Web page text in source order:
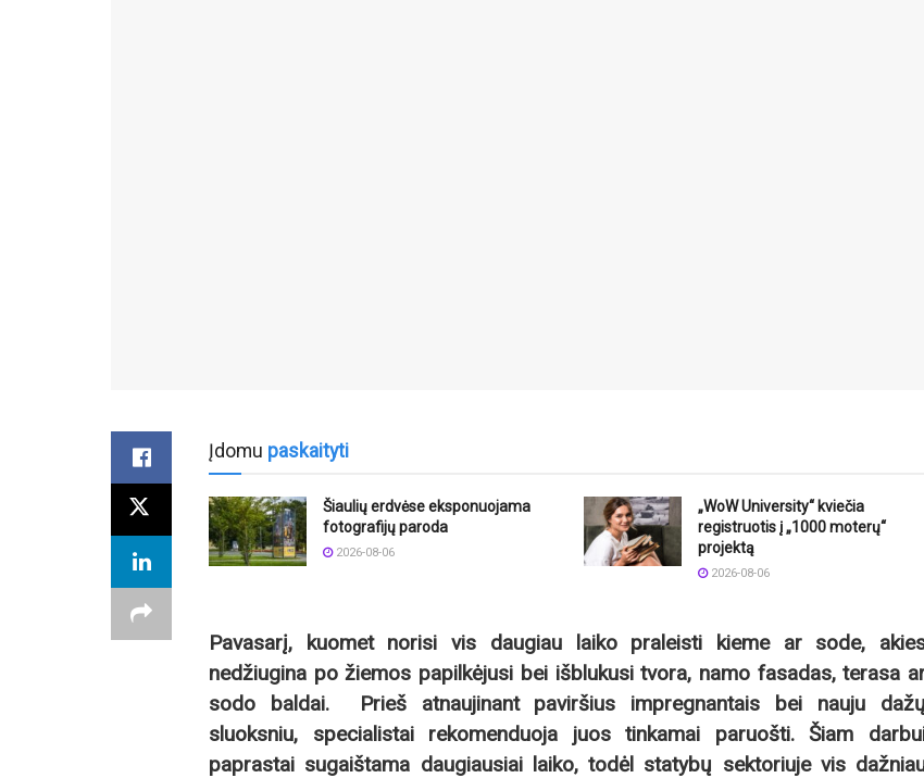
Įdomu paskaityti
Šiaulių erdvėse eksponuojama
fotografijų paroda
2026-08-06
„WoW University“ kviečia
registruotis į „1000 moterų“
projektą
2026-08-06
Pavasarį, kuomet norisi vis daugiau laiko praleisti kieme ar sode,
nedžiugina po žiemos papilkėjusi bei išblukusi tvora, namo fasadas, terasa
sodo baldai. Prieš atnaujinant paviršius impregnantais bei nauju dažų
sluoksniu, specialistai rekomenduoja juos tinkamai paruošti. Šiam
paprastai sugaištama daugiausiai laiko, todėl statybų sektoriuje vis